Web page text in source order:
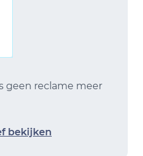
geen reclame meer
bekijken